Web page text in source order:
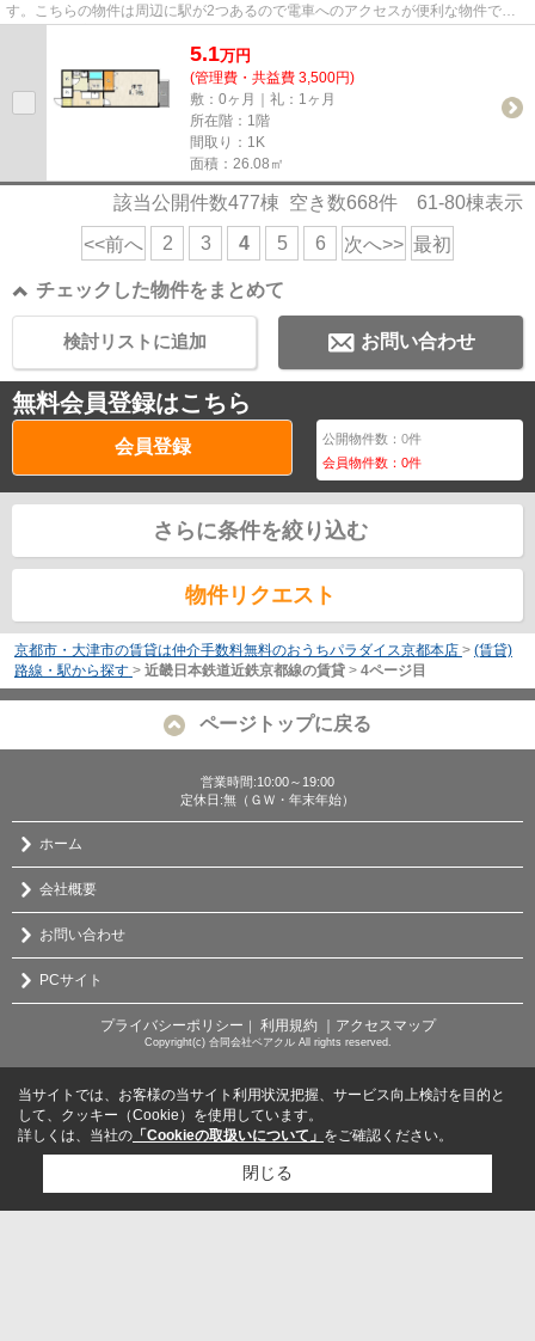
す。こちらの物件は周辺に駅が2つあるので電車へのアクセスが便利な物件で
5.1万円
(管理費・共益費 3,500円)
敷：0ヶ月｜礼：1ヶ月
所在階：1階
間取り：1K
面積：26.08㎡
該当公開件数477棟 空き数668件 61-80棟表示
<<前へ 2 3 4 5 6 次へ>> 最初
チェックした物件をまとめて
お問い合わせ
検討リストに追加
無料会員登録はこちら
会員登録 公開物件数：0件
会員物件数：0件
さらに条件を絞り込む
物件リクエスト
京都市・大津市の賃貸は仲介手数料無料のおうちパラダイス京都本店 > (賃貸)
路線・駅から探す > 近畿日本鉄道近鉄京都線の賃貸 > 4ページ目
ページトップに戻る
営業時間:10:00～19:00
定休日:無（ＧＷ・年末年始）
ホーム
会社概要
お問い合わせ
PCサイト
プライバシーポリシー ｜ 利用規約 ｜アクセスマップ
Copyright(c) 合同会社ベアクル All rights reserved.
当サイトでは、お客様の当サイト利用状況把握、サービス向上検討を目的と
して、クッキー（Cookie）を使用しています。
詳しくは、当社の 「Cookieの取扱いについて」 をご確認ください。
閉じる